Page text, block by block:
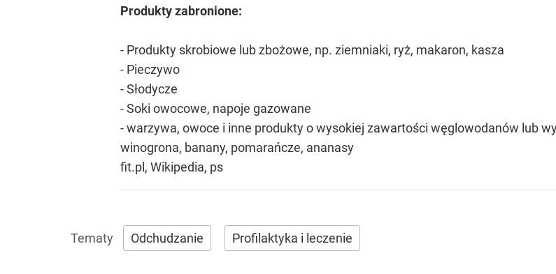
Produkty zabronione:
- Produkty skrobiowe lub zbożowe, np. ziemniaki, ryż, makaron, kasza
- Pieczywo
- Słodycze
- Soki owocowe, napoje gazowane
- warzywa, owoce i inne produkty o wysokiej zawartości węglowodanów lub
winogrona, banany, pomarańcze, ananasy
fit.pl, Wikipedia, ps
Odchudzanie Profilaktyka i leczenie